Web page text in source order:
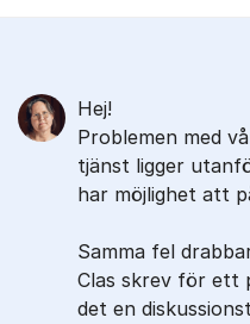
Hej!
Problemen med
tjänst ligger
har möjlighet att
Samma fel
Clas skrev för ett
det en